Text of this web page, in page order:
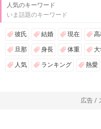
人気のキーワード
いま話題のキーワード
彼氏 結婚 現在
旦那 身長 体重
人気 ランキング 熱愛
広告 /